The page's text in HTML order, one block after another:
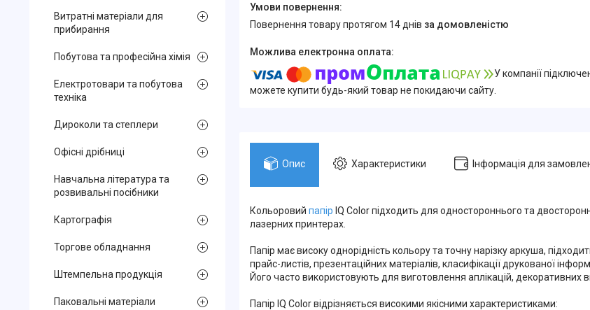
повернення товару протягом 14 днів за домовленістю
У компанії
можете купити будь-який товар не покидаючи сайту.
Опис Характеристики Інформація для
Кольоровий папір IQ Color підходить для одностороннього та
лазерних принтерах.
Папір має високу однорідність кольору та точну нарізку аркуша,
прайс-листів, презентаційних матеріалів, класифікації друкованої
Його часто використовують для виготовлення аплікацій, декоративних
Папір IQ Color відрізняється високими якісними характеристиками:
Витратні матеріали для
прибирання
Побутова та професійна хімія
Електротовари та побутова
техніка
Дироколи та степлери
Офісні дрібниці
Навчальна література та
розвивальні посібники
Картографія
Торгове обладнання
Штемпельна продукція
Паковальні матеріали